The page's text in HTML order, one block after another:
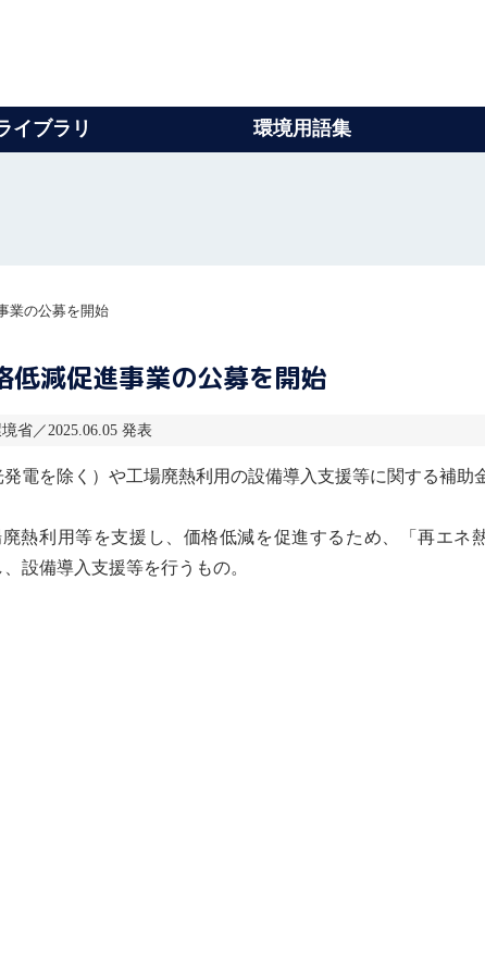
イブラリ 環境用語集
業の公募を開始
減促進事業の公募を開始
省／2025.06.05 発表
発電を除く）や工場廃熱利用の設備導入支援等に関する補助
熱利用等を支援し、価格低減を促進するため、「再エネ
設備導入支援等を行うもの。